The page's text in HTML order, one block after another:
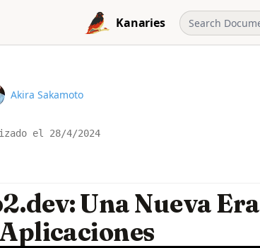
Kanaries
Name
Akira Sakamoto
el 28/4/2024
Una Nueva Era